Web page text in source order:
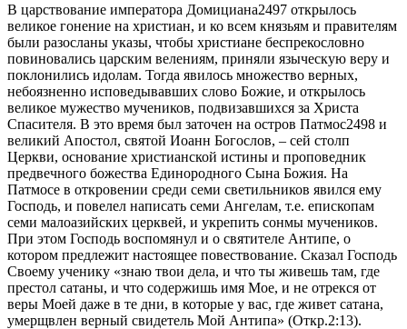
В царствование императора Домициана2497 открылось
великое гонение на христиан, и ко всем князьям и правителям
были разосланы указы, чтобы христиане беспрекословно
повиновались царским велениям, приняли языческую веру и
поклонились идолам. Тогда явилось множество верных,
небоязненно исповедывавших слово Божие, и открылось
великое мужество мучеников, подвизавшихся за Христа
Спасителя. В это время был заточен на остров Патмос2498 и
великий Апостол, святой Иоанн Богослов, – сей столп
Церкви, основание христианской истины и проповедник
предвечного божества Единородного Сына Божия. На
Патмосе в откровении среди семи светильников явился ему
Господь, и повелел написать семи Ангелам, т.е. епископам
семи малоазийских церквей, и укрепить сонмы мучеников.
При этом Господь воспомянул и о святителе Антипе, о
котором предлежит настоящее повествование. Сказал Господь
Своему ученику «знаю твои дела, и что ты живешь там, где
престол сатаны, и что содержишь имя Мое, и не отрекся от
веры Моей даже в те дни, в которые у вас, где живет сатана,
умерщвлен верный свидетель Мой Антипа» (Откр.2:13).